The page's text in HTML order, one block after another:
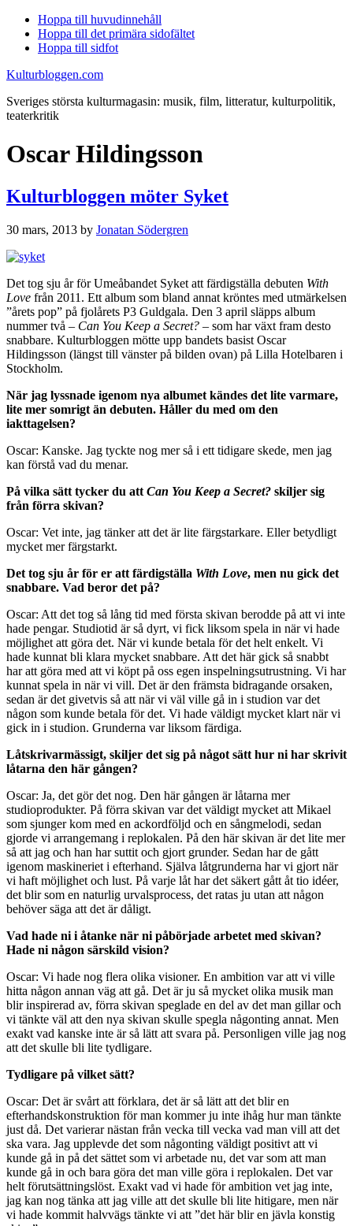
Hoppa till huvudinnehåll
Hoppa till det primära sidofältet
Hoppa till sidfot
Kulturbloggen.com
Sveriges största kulturmagasin: musik, film, litteratur, kulturpolitik,
teaterkritik
Oscar Hildingsson
Kulturbloggen möter Syket
30 mars, 2013 by Jonatan Södergren
Det tog sju år för Umeåbandet Syket att färdigställa debuten With
Love från 2011. Ett album som bland annat kröntes med utmärkelsen
”årets pop” på fjolårets P3 Guldgala. Den 3 april släpps album
nummer två – Can You Keep a Secret? – som har växt fram desto
snabbare. Kulturbloggen mötte upp bandets basist Oscar
Hildingsson (längst till vänster på bilden ovan) på Lilla Hotelbaren i
Stockholm.
När jag lyssnade igenom nya albumet kändes det lite varmare,
lite mer somrigt än debuten. Håller du med om den
iakttagelsen?
Oscar: Kanske. Jag tyckte nog mer så i ett tidigare skede, men jag
kan förstå vad du menar.
På vilka sätt tycker du att Can You Keep a Secret? skiljer sig
från förra skivan?
Oscar: Vet inte, jag tänker att det är lite färgstarkare. Eller betydligt
mycket mer färgstarkt.
Det tog sju år för er att färdigställa With Love, men nu gick det
snabbare. Vad beror det på?
Oscar: Att det tog så lång tid med första skivan berodde på att vi inte
hade pengar. Studiotid är så dyrt, vi fick liksom spela in när vi hade
möjlighet att göra det. När vi kunde betala för det helt enkelt. Vi
hade kunnat bli klara mycket snabbare. Att det här gick så snabbt
har att göra med att vi köpt på oss egen inspelningsutrustning. Vi har
kunnat spela in när vi vill. Det är den främsta bidragande orsaken,
sedan är det givetvis så att när vi väl ville gå in i studion var det
någon som kunde betala för det. Vi hade väldigt mycket klart när vi
gick in i studion. Grunderna var liksom färdiga.
Låtskrivarmässigt, skiljer det sig på något sätt hur ni har skrivit
låtarna den här gången?
Oscar: Ja, det gör det nog. Den här gången är låtarna mer
studioprodukter. På förra skivan var det väldigt mycket att Mikael
som sjunger kom med en ackordföljd och en sångmelodi, sedan
gjorde vi arrangemang i replokalen. På den här skivan är det lite mer
så att jag och han har suttit och gjort grunder. Sedan har de gått
igenom maskineriet i efterhand. Själva låtgrunderna har vi gjort när
vi haft möjlighet och lust. På varje låt har det säkert gått åt tio idéer,
det blir som en naturlig urvalsprocess, det ratas ju utan att någon
behöver säga att det är dåligt.
Vad hade ni i åtanke när ni påbörjade arbetet med skivan?
Hade ni någon särskild vision?
Oscar: Vi hade nog flera olika visioner. En ambition var att vi ville
hitta någon annan väg att gå. Det är ju så mycket olika musik man
blir inspirerad av, förra skivan speglade en del av det man gillar och
vi tänkte väl att den nya skivan skulle spegla någonting annat. Men
exakt vad kanske inte är så lätt att svara på. Personligen ville jag nog
att det skulle bli lite tydligare.
Tydligare på vilket sätt?
Oscar: Det är svårt att förklara, det är så lätt att det blir en
efterhandskonstruktion för man kommer ju inte ihåg hur man tänkte
just då. Det varierar nästan från vecka till vecka vad man vill att det
ska vara. Jag upplevde det som någonting väldigt positivt att vi
kunde gå in på det sättet som vi arbetade nu, det var som att man
kunde gå in och bara göra det man ville göra i replokalen. Det var
helt förutsättningslöst. Exakt vad vi hade för ambition vet jag inte,
jag kan nog tänka att jag ville att det skulle bli lite hitigare, men när
vi hade kommit halvvägs tänkte vi att ”det här blir en jävla konstig